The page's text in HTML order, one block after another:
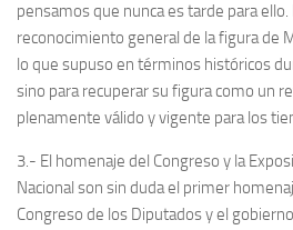
pensamos que nunca es tarde para ello.
reconocimiento general de la figura de
lo que supuso en términos históricos
sino para recuperar su figura como un
plenamente válido y vigente para los
3.- El homenaje del Congreso y la
Nacional son sin duda el primer
Congreso de los Diputados y el